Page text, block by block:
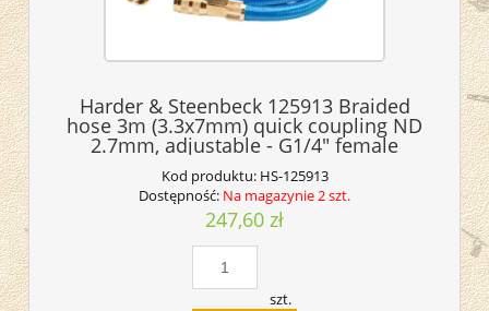
Harder & Steenbeck 125913 Braided
hose 3m (3.3x7mm) quick coupling ND
2.7mm, adjustable - G1/4" female
Kod produktu: HS-125913
Dostępność: Na magazynie 2 szt.
247,60 zł
szt.